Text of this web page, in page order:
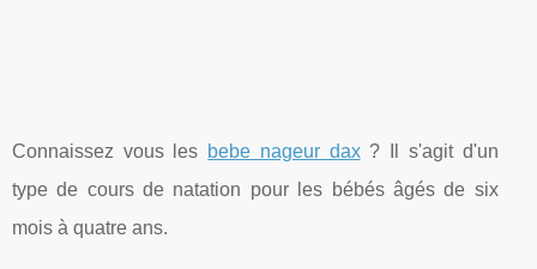
Connaissez vous les bebe nageur dax? Il s'agit d'un
type de cours de natation pour les bébés âgés de six
mois à quatre ans.